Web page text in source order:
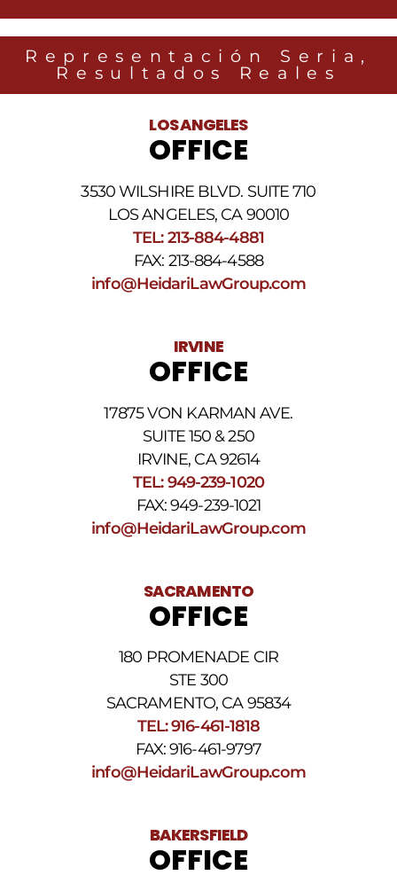
Representación Seria,
Resultados Reales
LOS ANGELES
OFFICE
3530 WILSHIRE BLVD. SUITE 710
LOS ANGELES, CA 90010
TEL: 213-884-4881
FAX: 213-884-4588
info@HeidariLawGroup.com
IRVINE
OFFICE
17875 VON KARMAN AVE.
SUITE 150 & 250
IRVINE, CA 92614
TEL: 949-239-1020
FAX: 949-239-1021
info@HeidariLawGroup.com
SACRAMENTO
OFFICE
180 PROMENADE CIR
STE 300
SACRAMENTO, CA 95834
TEL: 916-461-1818
FAX: 916-461-9797
info@HeidariLawGroup.com
BAKERSFIELD
OFFICE